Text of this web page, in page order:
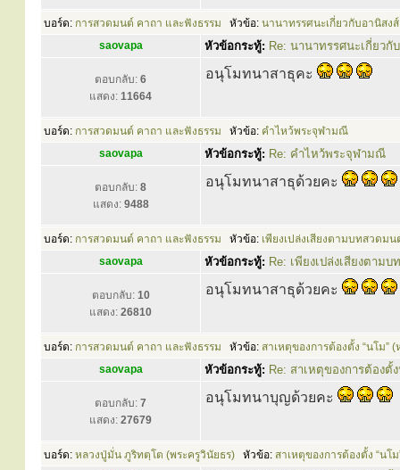
บอร์ด: การสวดมนต์ คาถา และฟังธรรม หัวข้อ: นานาทรรศนะเกี่ยวกับอานิสง
saovapa
หัวข้อกระทู้: Re: นานาทรรศนะเกี่ยวกั
ตอบกลับ: 6
แสดง: 11664
อนุโมทนาสาธุคะ
บอร์ด: การสวดมนต์ คาถา และฟังธรรม หัวข้อ: คำไหว้พระจุฬามณี
saovapa
หัวข้อกระทู้: Re: คำไหว้พระจุฬามณี
ตอบกลับ: 8
แสดง: 9488
อนุโมทนาสาธุด้วยคะ
บอร์ด: การสวดมนต์ คาถา และฟังธรรม หัวข้อ: เพียงเปล่งเสียงตามบทสวดม
saovapa
หัวข้อกระทู้: Re: เพียงเปล่งเสียงตาม
ตอบกลับ: 10
แสดง: 26810
อนุโมทนาสาธุด้วยคะ
บอร์ด: การสวดมนต์ คาถา และฟังธรรม หัวข้อ: สาเหตุของการต้องตั้ง “นโม”
saovapa
หัวข้อกระทู้: Re: สาเหตุของการต้อง
ตอบกลับ: 7
แสดง: 27679
อนุโมทนาบุญด้วยคะ
บอร์ด: หลวงปู่มั่น ภูริทตฺโต (พระครูวินัยธร) หัวข้อ: สาเหตุของการต้องตั้ง “นโ